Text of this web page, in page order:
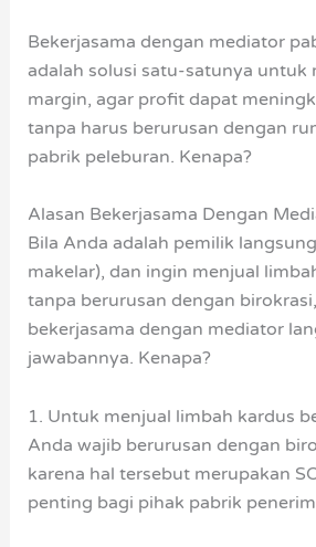
Bekerjasama dengan mediator
adalah solusi satu-satunya untuk
margin, agar profit dapat
tanpa harus berurusan dengan
pabrik peleburan. Kenapa?
Alasan Bekerjasama Dengan
Bila Anda adalah pemilik
makelar), dan ingin menjual
tanpa berurusan dengan
bekerjasama dengan mediator
jawabannya. Kenapa?
1. Untuk menjual limbah kardus
Anda wajib berurusan dengan
karena hal tersebut merupakan
penting bagi pihak pabrik